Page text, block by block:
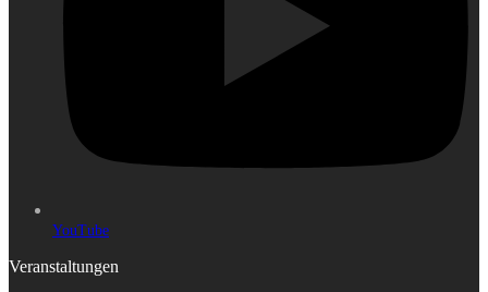
YouTube
Veranstaltungen